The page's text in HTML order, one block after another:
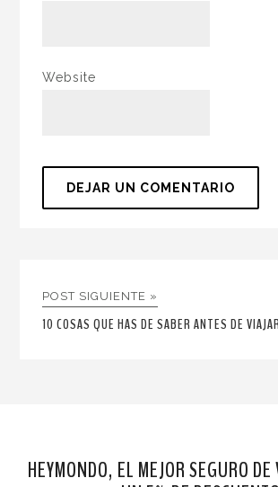
Website
POST SIGUIENTE »
10 COSAS QUE HAS DE SABER ANTES DE
HEYMONDO, EL MEJOR SEGURO DE